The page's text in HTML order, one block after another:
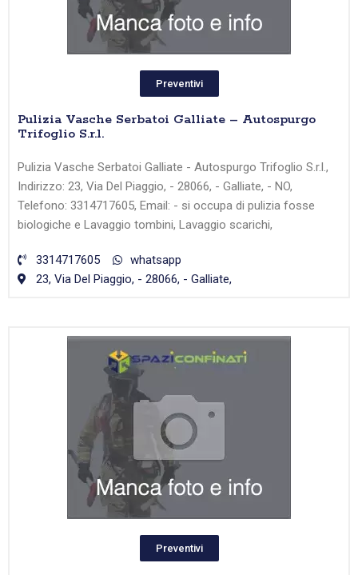
Preventivi
Pulizia Vasche Serbatoi Galliate – Autospurgo
Trifoglio S.r.l.
Pulizia Vasche Serbatoi Galliate - Autospurgo Trifoglio S.r.l.,
Indirizzo: 23, Via Del Piaggio, - 28066, - Galliate, - NO,
Telefono: 3314717605, Email: - si occupa di pulizia fosse
biologiche e Lavaggio tombini, Lavaggio scarichi,
3314717605
whatsapp
23, Via Del Piaggio, - 28066, - Galliate,
Preventivi